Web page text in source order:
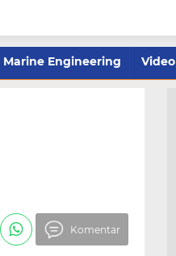
Marine Engineering Video
Komentar